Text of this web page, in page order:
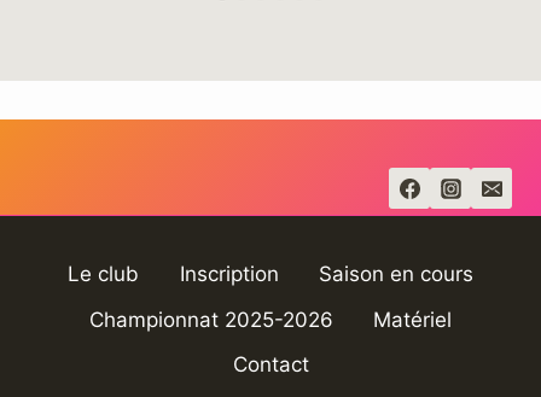
Le club Inscription
Saison en cours
Championnat 2025-2026
Matériel
Contact